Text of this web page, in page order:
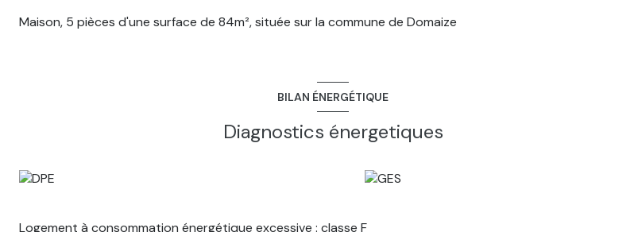
Maison, 5 pièces d'une surface de 84m², située sur la commune de Domaize
BILAN ÉNERGÉTIQUE
Diagnostics énergetiques
Logement à consommation énergétique excessive : classe F